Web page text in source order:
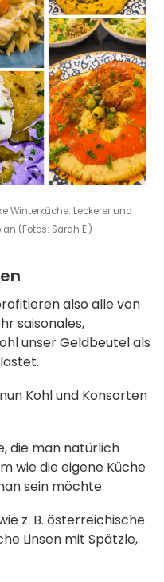
Winterküche: Leckerer und
(Fotos: Sarah E.)
also alle von
saisonales,
unser Geldbeutel als
Kohl und Konsorten
die man natürlich
wie die eigene Küche
sein möchte:
z. B. österreichische
Linsen mit Spätzle,